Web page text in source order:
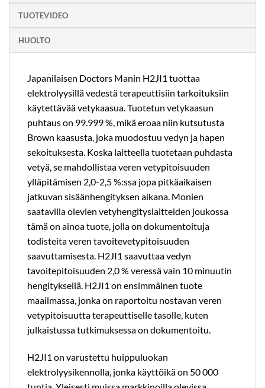
TUOTEVIDEO
HUOLTO
Japanilaisen Doctors Manin H2JI1 tuottaa
elektrolyysillä vedestä terapeuttisiin tarkoituksiin
käytettävää vetykaasua. Tuotetun vetykaasun
puhtaus on 99.999 %, mikä eroaa niin kutsutusta
Brown kaasusta, joka muodostuu vedyn ja hapen
sekoituksesta. Koska laitteella tuotetaan puhdasta
vetyä, se mahdollistaa veren vetypitoisuuden
ylläpitämisen 2,0-2,5 %:ssa jopa pitkäaikaisen
jatkuvan sisäänhengityksen aikana. Monien
saatavilla olevien vetyhengityslaitteiden joukossa
tämä on ainoa tuote, jolla on dokumentoituja
todisteita veren tavoitevetypitoisuuden
saavuttamisesta. H2JI1 saavuttaa vedyn
tavoitepitoisuuden 2,0 % veressä vain 10 minuutin
hengityksellä. H2JI1 on ensimmäinen tuote
maailmassa, jonka on raportoitu nostavan veren
vetypitoisuutta terapeuttiselle tasolle, kuten
julkaistussa tutkimuksessa on dokumentoitu.
H2JI1 on varustettu huippuluokan
elektrolyysikennolla, jonka käyttöikä on 50 000